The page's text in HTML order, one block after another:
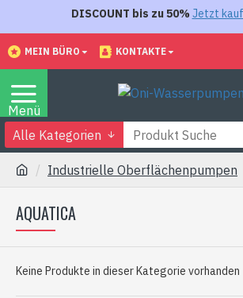
DISCOUNT bis zu 50%Jetzt
MEIN BÜRO KONTAKTE
Alle Kategorien
Industrielle Oberflächenpumpen
AQUATICA
Keine Produkte in dieser Kategorie vorhanden